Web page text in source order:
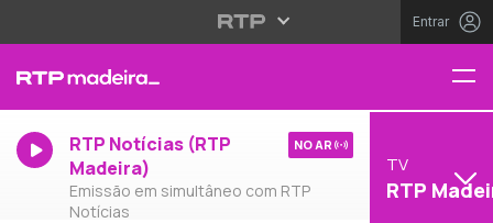
Entrar
RTP Notícias (RTP
Madeira)
Emissão em simultâneo com RTP
Notícias
NO AR
TV
RTP